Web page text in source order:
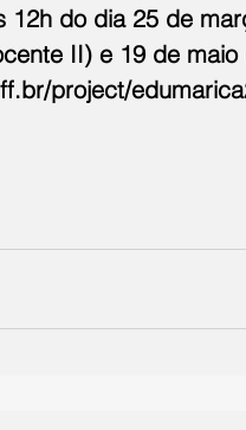
12h do dia 25 de
II) e 19 de
project/